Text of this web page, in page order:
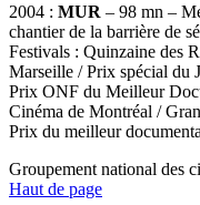
2004 : MUR – 98 mn –
chantier de la barrière de
Festivals : Quinzaine des
Marseille / Prix spécial du
Prix ONF du Meilleur
Cinéma de Montréal /
Prix du meilleur
Groupement national des
Haut de page